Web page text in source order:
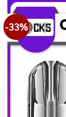
-33%